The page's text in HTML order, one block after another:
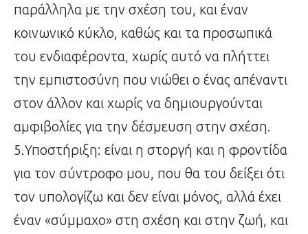
παράλληλα με την σχέση του, και έναν
κοινωνικό κύκλο, καθώς και τα προσωπικά
του ενδιαφέροντα, χωρίς αυτό να πλήττει
την εμπιστοσύνη που νιώθει ο ένας απέναντι
στον άλλον και χωρίς να δημιουργούνται
αμφιβολίες για την δέσμευση στην σχέση.
5.Υποστήριξη: είναι η στοργή και η φροντίδα
για τον σύντροφο μου, που θα του δείξει ότι
τον υπολογίζω και δεν είναι μόνος, αλλά έχει
έναν «σύμμαχο» στη σχέση και στην ζωή, και